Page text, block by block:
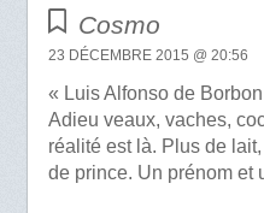
Cosmo
23 DÉCEMBRE 2015 @ 20:56
« Luis Alfonso de
Adieu veaux, vaches,
réalité est là. Plus de
de prince. Un prénom et